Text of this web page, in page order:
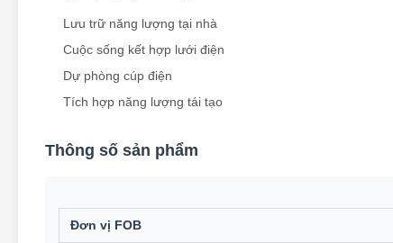
Lưu trữ năng lượng tại nhà
Cuộc sống kết hợp lưới điện
Dự phòng cúp điện
Tích hợp năng lượng tái tạo
Thông số sản phẩm
Đơn vị FOB